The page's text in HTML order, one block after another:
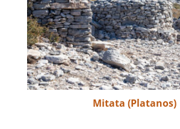
Mitata (Platanos)